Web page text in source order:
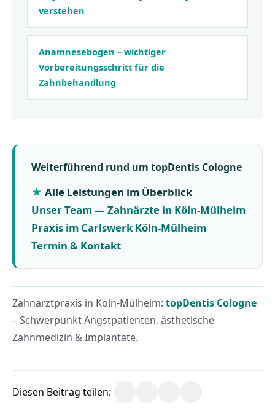
verstehen
Anamnesebogen – wichtiger
Vorbereitungsschritt für die
Zahnbehandlung
Weiterführend rund um topDentis Cologne
Alle Leistungen im Überblick
Unser Team — Zahnärzte in Köln-Mülheim
Praxis im Carlswerk Köln-Mülheim
Termin & Kontakt
Zahnarztpraxis in Köln-Mülheim: topDentis Cologne
– Schwerpunkt Angstpatienten, ästhetische
Zahnmedizin & Implantate.
Diesen Beitrag teilen: